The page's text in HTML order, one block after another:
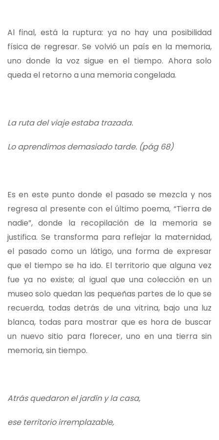
Al final, está la ruptura: ya no hay una posibilidad
física de regresar. Se volvió un país en la memoria,
uno donde la voz sigue en el tiempo. Ahora solo
queda el retorno a una memoria congelada.
La ruta del viaje estaba trazada.
Lo aprendimos demasiado tarde. (pág 68)
Es en este punto donde el pasado se mezcla y nos
regresa al presente con el último poema, “Tierra de
nadie”, donde la recopilación de la memoria se
justifica. Se transforma para reflejar la maternidad,
el pasado como un látigo, una forma de expresar
que el tiempo se ha ido. El territorio que alguna vez
fue ya no existe; al igual que una colección en un
museo solo quedan las pequeñas partes de lo que se
recuerda, todas detrás de una vitrina, bajo una luz
blanca, todas para mostrar que es hora de buscar
un nuevo sitio para florecer, uno en una tierra sin
memoria, sin tiempo.
Atrás quedaron el jardín y la casa,
ese territorio irremplazable,